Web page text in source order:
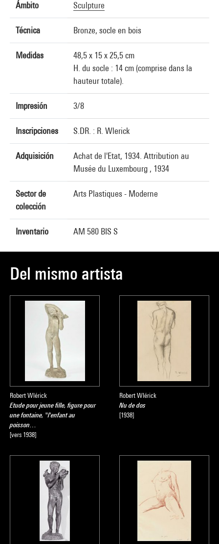
Ámbito Sculpture
Técnica Bronze, socle en bois
Medidas
48,5 x 15 x 25,5 cm
H. du socle : 14 cm (comprise dans la
hauteur totale).
Impresión 3/8
Inscripciones S.DR. : R. Wlerick
Adquisición
Achat de l'Etat, 1934. Attribution au
Musée du Luxembourg , 1934
Sector de
colección
Arts Plastiques - Moderne
Inventario AM 580 BIS S
Del mismo artista
Robert Wlérick
Etude pour jeune fille, figure pour
une fontaine, "l'enfant au
poisson…
[vers 1938]
Robert Wlérick
Nu de dos
[1938]